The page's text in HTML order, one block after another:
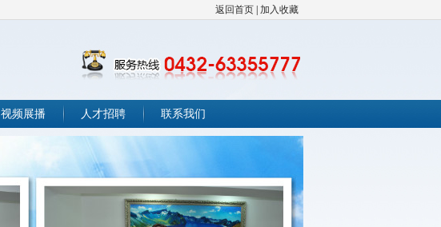
返回首页 加入收藏
视频展播 人才招聘 联系我们